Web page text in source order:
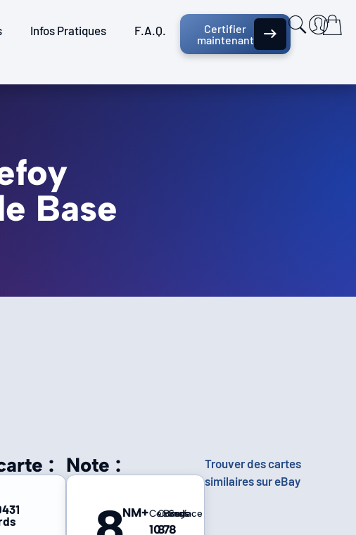
Infos Pratiques F.A.Q.
Certifier
maintenant
Base
: Note :
NM+Centrage
10
Coins
8
Bords
7
Surface
8
Trouver des cartes
similaires sur eBay